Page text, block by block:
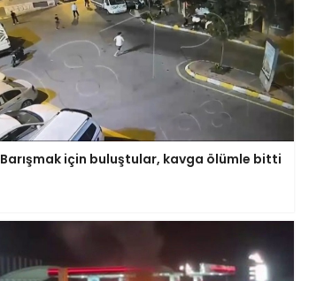
Barışmak için buluştular, kavga ölümle bitti